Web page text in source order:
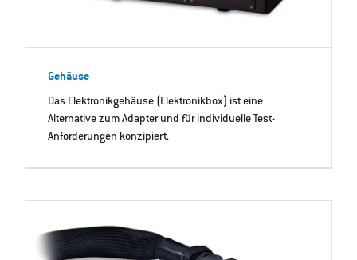
Gehäuse
Das Elektronikgehäuse (Elektronikbox) ist eine
Alternative zum Adapter und für individuelle Test-
Anforderungen konzipiert.